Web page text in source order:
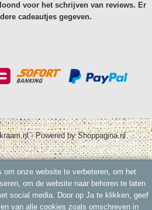
voor het schrijven van reviews. Er
cadeautjes gegeven.
- Powered by Shoppagina.nl
onze website te verbeteren, om het
om de website naar behoren te laten
social media. Door op Ja te klikken, geef
van alle cookies zoals omschreven in